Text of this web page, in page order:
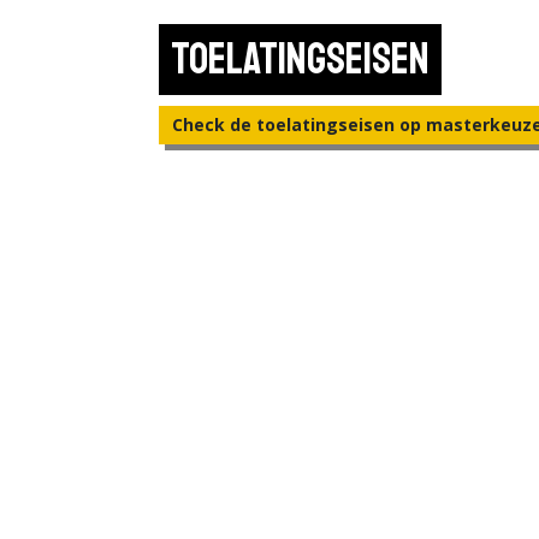
Toelatingseisen
Check de toelatingseisen op